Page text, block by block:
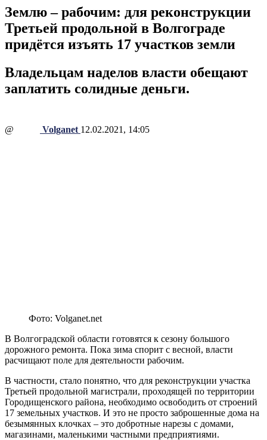
Землю – рабочим: для реконструкции
Третьей продольной в Волгограде
придётся изъять 17 участков земли
Владельцам наделов власти обещают
заплатить солидные деньги.
@ Volganet 12.02.2021, 14:05
Фото: Volganet.net
В Волгоградской области готовятся к сезону большого
дорожного ремонта. Пока зима спорит с весной, власти
расчищают поле для деятельности рабочим.
В частности, стало понятно, что для реконструкции участка
Третьей продольной магистрали, проходящей по территории
Городищенского района, необходимо освободить от строений
17 земельных участков. И это не просто заброшенные дома на
безымянных клочках – это добротные нарезы с домами,
магазинами, маленькими частными предприятиями.